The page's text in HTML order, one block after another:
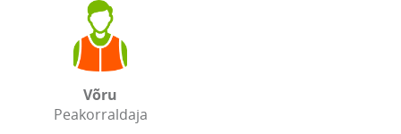
Võru
Peakorraldaja